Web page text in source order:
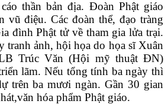
thần bản địa. Đoàn Phật giáo
vũ điệu. Các đoàn thể, đạo tràng
đình Phật tử về tham gia lửa trại.
tranh ảnh, hội họa do họa sĩ Xuân
Trúc Văn (Hội mỹ thuật ĐN)
lãm. Nếu tổng tính ba ngày thì
trên ba mươi ngàn. Gần 30 gian
hóa phẩm Phật giáo.